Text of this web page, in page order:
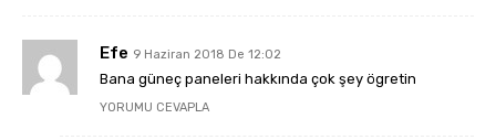
Efe 9 Haziran 2018 De 12:02
Bana güneç paneleri hakkında çok şey ögretin
YORUMU CEVAPLA